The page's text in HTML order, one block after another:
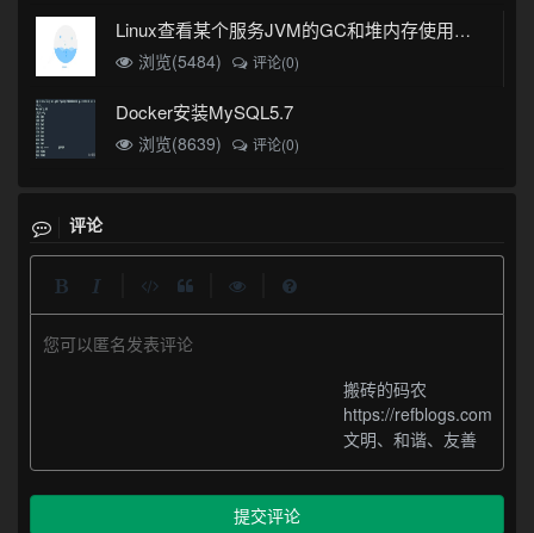
Linux查看某个服务JVM的GC和堆内存使用情况
浏览(5484)
评论(0)
Docker安装MySQL5.7
浏览(8639) 评论(0)
评论
您可以匿名发表评论
搬砖的码农
https://refblogs.com
文明、和谐、友善
提交评论